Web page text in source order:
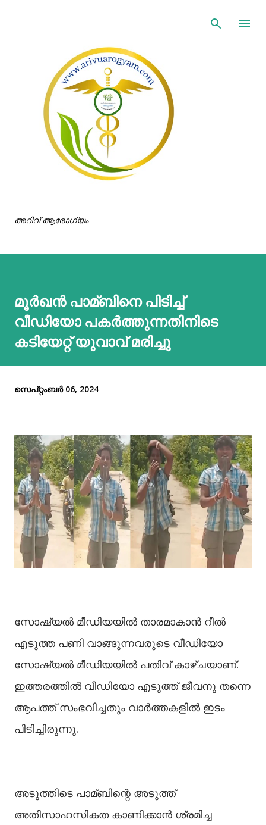
അറിവ് ആരോഗ്യം
മൂർഖൻ പാമ്ബിനെ പിടിച്ച്‌
വീഡിയോ പകർത്തുന്നതിനിടെ
കടിയേറ്റ് യുവാവ് മരിച്ചു
സെപ്റ്റംബർ 06, 2024
സോഷ്യൽ മീഡിയയിൽ താരമാകാൻ റീല്‍
എടുത്ത പണി വാങ്ങുന്നവരുടെ വീഡിയോ
സോഷ്യല്‍ മീഡിയയില്‍ പതിവ് കാഴ്ചയാണ്.
ഇത്തരത്തില്‍ വീഡിയോ എടുത്ത് ജീവനു തന്നെ
ആപത്ത് സംഭവിച്ചതും വാർത്തകളില്‍ ഇടം
പിടിച്ചിരുന്നു.
അടുത്തിടെ പാമ്ബിന്റെ അടുത്ത്
അതിസാഹസികത കാണിക്കാന്‍ ശ്രമിച്ച